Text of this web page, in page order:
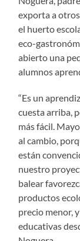
exporta a
el huerto
eco-
abierto una
alumnos
“Es un
cuesta arriba,
más fácil.
al cambio,
están
nuestro
balear
productos
precio menor,
educativas